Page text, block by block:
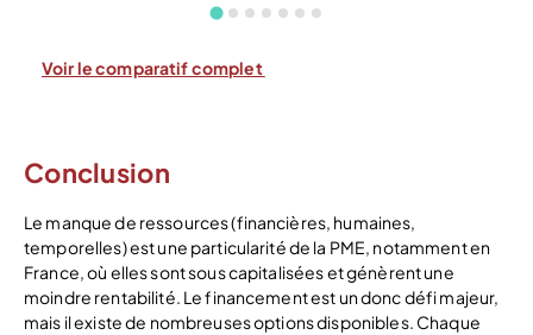
Voir le comparatif complet
Conclusion
Le manque de ressources (financières, humaines,
temporelles) est une particularité de la PME, notamment en
France, où elles sont sous capitalisées et génèrent une
moindre rentabilité. Le financement est un donc défi majeur,
mais il existe de nombreuses options disponibles. Chaque